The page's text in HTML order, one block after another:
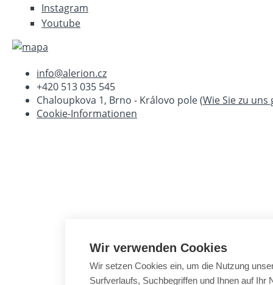
Instagram
Youtube
info@alerion.cz
+420 513 035 545
Chaloupkova 1, Brno - Královo pole (Wie Sie zu uns
Cookie-Informationen
Wir verwenden Cookies
Wir setzen Cookies ein, um die Nutzung
Surfverlaufs, Suchbegriffen und Ihnen auf Ihr